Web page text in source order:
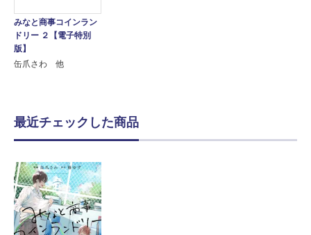
みなと商事コインラン
ドリー ２【電子特別
版】
缶爪さわ 他
最近チェックした商品